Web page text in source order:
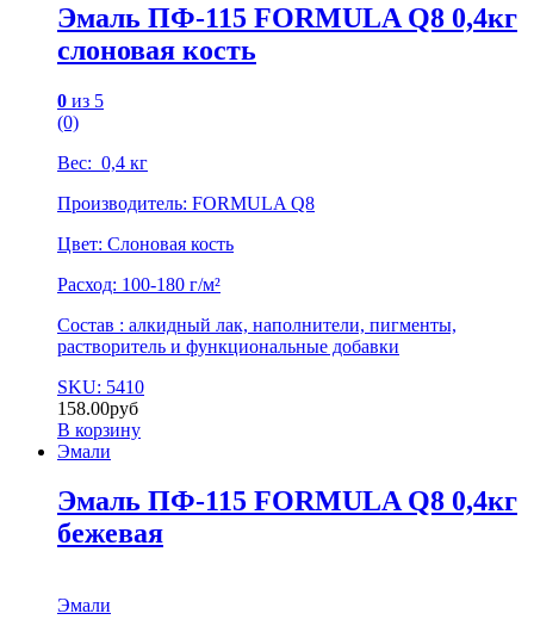
Эмаль ПФ-115 FORMULA Q8 0,4кг
слоновая кость
0 из 5
(0)
Вес: 0,4 кг
Производитель: FORMULA Q8
Цвет: Слоновая кость
Расход: 100-180 г/м²
Состав : алкидный лак, наполнители, пигменты,
растворитель и функциональные добавки
SKU: 5410
158.00руб
В корзину
Эмали
Эмаль ПФ-115 FORMULA Q8 0,4кг
бежевая
Эмали